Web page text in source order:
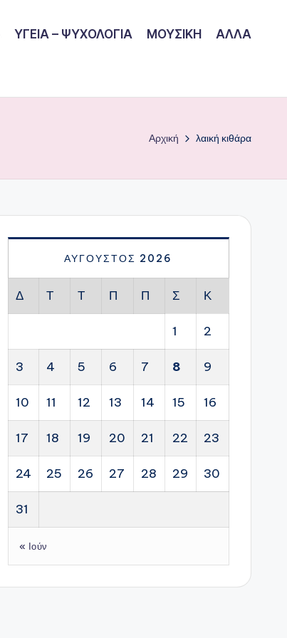
ΥΓΕΙΑ – ΨΥΧΟΛΟΓΙΑ ΜΟΥΣΙΚΗ ΑΛΛΑ
Αρχική λαική κιθάρα
ΑΎΓΟΥΣΤΟΣ 2026
Δ Τ Τ Π Π Σ Κ
1 2
3 4 5 6 7 8 9
10 11 12 13 14 15 16
17 18 19 20 21 22 23
24 25 26 27 28 29 30
31
« Ιούν